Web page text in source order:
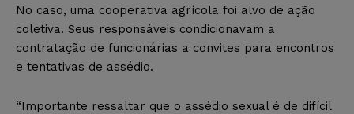
No caso, uma cooperativa agrícola foi alvo de ação
coletiva. Seus responsáveis condicionavam a
contratação de funcionárias a convites para encontros
e tentativas de assédio.
“Importante ressaltar que o assédio sexual é de difícil